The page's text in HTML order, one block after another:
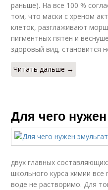
раньше). На все 100 %
том, что маски с хреном
клеток, разглаживают
пигментных пятен и
здоровый вид, становится
Читать дальше →
Для чего
двух главных
школьного курса химии
воде не растворимо. Для